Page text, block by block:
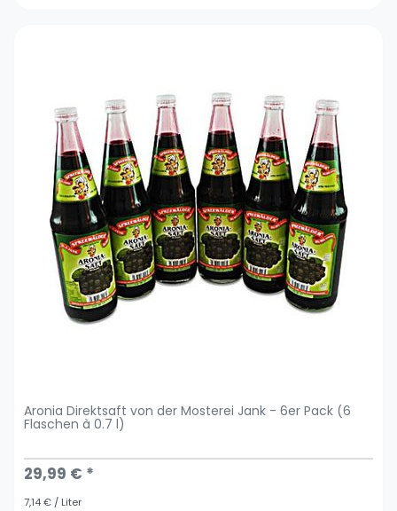
Aronia Direktsaft von der Mosterei Jank - 6er Pack (6
Flaschen à 0.7 l)
29,99 € *
7,14 € / Liter